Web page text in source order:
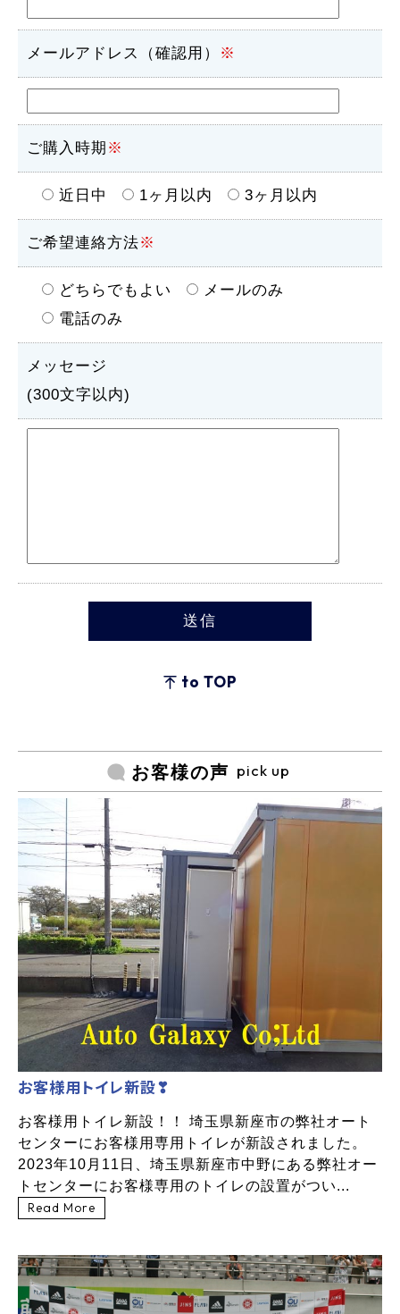
メールアドレス（確認用） ※
ご購入時期 ※
近日中 1ヶ月以内 3ヶ月以内
ご希望連絡方法※
どちらでもよい
メールのみ
電話のみ
メッセージ
(300文字以内)
to TOP
お客様の声 pick up
お客様用トイレ新設❣
お客様用トイレ新設！！ 埼玉県新座市の弊社オート
センターにお客様用専用トイレが新設されました。
2023年10月11日、埼玉県新座市中野にある弊社オー
トセンターにお客様専用のトイレの設置がつい...
Read More